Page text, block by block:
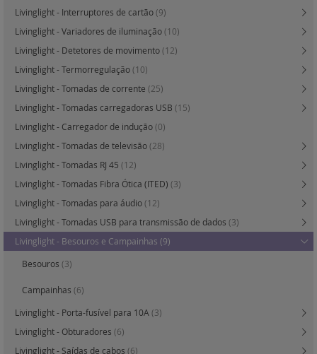
Livinglight - Interruptores de cartão(9)
Livinglight - Variadores de iluminação(10)
Livinglight - Detetores de movimento(12)
Livinglight - Termorregulação(10)
Livinglight - Tomadas de corrente (25)
Livinglight - Tomadas carregadoras USB (15)
Livinglight - Carregador de indução(0)
Livinglight - Tomadas de televisão(28)
Livinglight - Tomadas RJ 45 (12)
Livinglight - Tomadas Fibra Ótica (ITED) (3)
Livinglight - Tomadas para áudio(12)
Livinglight - Tomadas USB para transmissão de dados (3)
Livinglight - Besouros e Campainhas (9)
Besouros (3)
Campainhas (6)
Livinglight - Porta-fusível para 10A (3)
Livinglight - Obturadores (6)
Livinglight - Saídas de cabos (6)